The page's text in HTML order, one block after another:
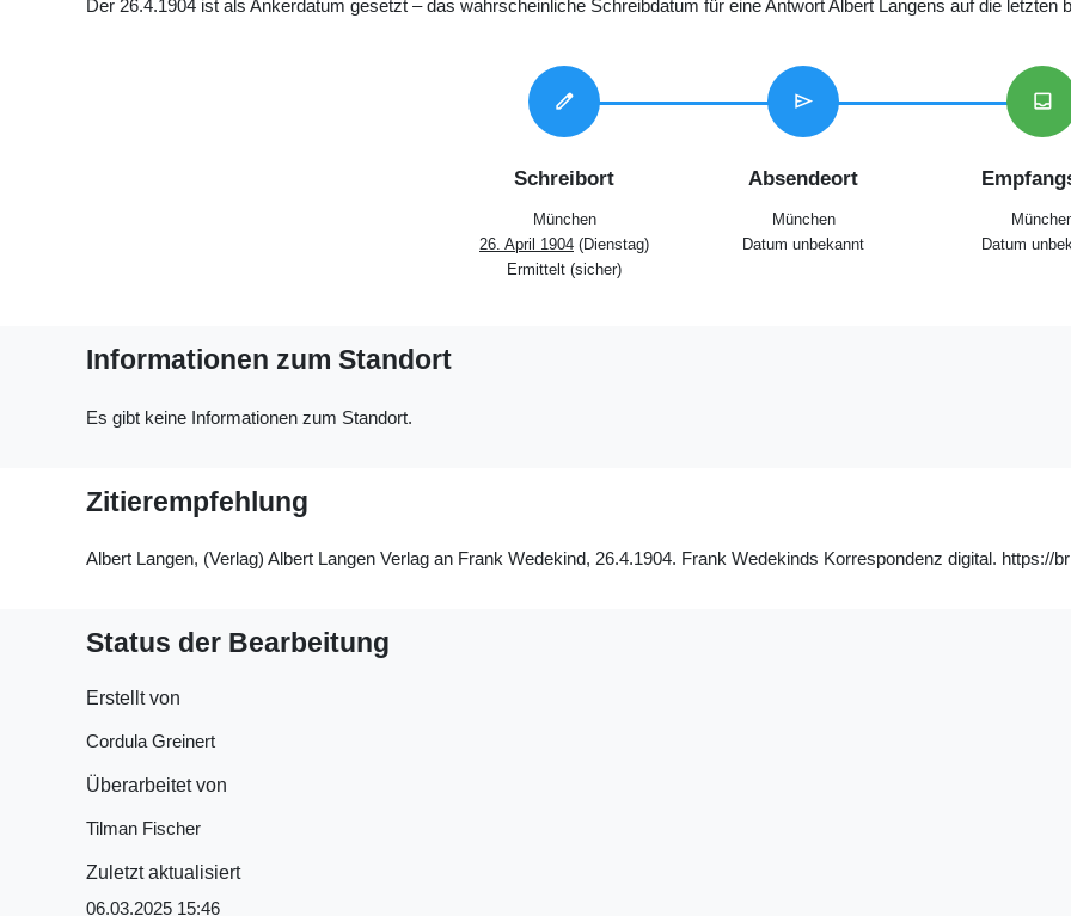
Der 26.4.1904 ist als Ankerdatum gesetzt – das wahrscheinliche Schreibdatum für eine Antwort Albert Langens auf die letzten
edit
Schreibort
München
26. April 1904 (Dienstag)
Ermittelt (sicher)
send
Absendeort
München
Datum unbekannt
inbox
Datum
Informationen zum Standort
Es gibt keine Informationen zum Standort.
Zitierempfehlung
Albert Langen, (Verlag) Albert Langen Verlag an Frank Wedekind, 26.4.1904. Frank Wedekinds Korrespondenz digital. https://
Status der Bearbeitung
Erstellt von
Cordula Greinert
Überarbeitet von
Tilman Fischer
Zuletzt aktualisiert
06.03.2025 15:46